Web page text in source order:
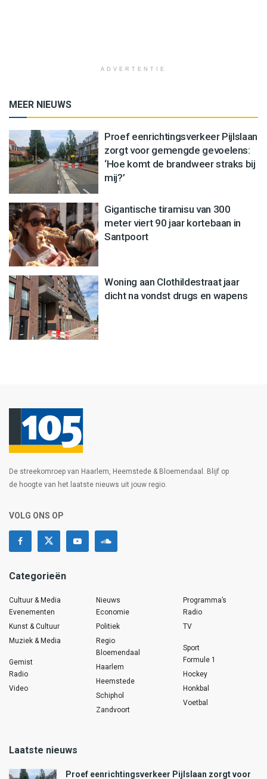
ADVERTENTIE
MEER NIEUWS
Proef eenrichtingsverkeer Pijlslaan
zorgt voor gemengde gevoelens:
‘Hoe komt de brandweer straks bij
mij?’
Gigantische tiramisu van 300
meter viert 90 jaar kortebaan in
Santpoort
Woning aan Clothildestraat jaar
dicht na vondst drugs en wapens
De streekomroep van Haarlem, Heemstede & Bloemendaal. Blijf op
de hoogte van het laatste nieuws uit jouw regio.
VOLG ONS OP
Categorieën
Cultuur & Media
Evenementen
Kunst & Cultuur
Muziek & Media
Gemist
Radio
Video
Nieuws
Economie
Politiek
Regio
Bloemendaal
Haarlem
Heemstede
Schiphol
Zandvoort
Programma’s
Radio
TV
Sport
Formule 1
Hockey
Honkbal
Voetbal
Laatste nieuws
Proef eenrichtingsverkeer Pijlslaan zorgt voor